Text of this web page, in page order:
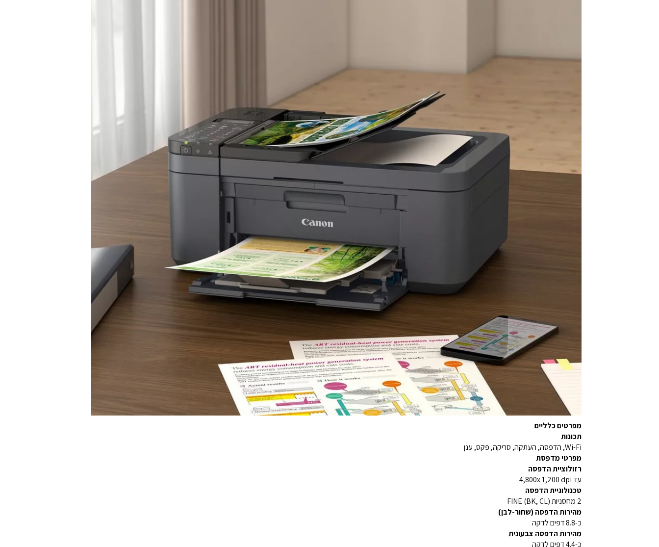
מפרטים כלליים
תכונות
Wi-Fi, הדפסה, העתקה, סריקה, פקס, ענן
מפרטי מדפסת
רזולוציית הדפסה
עד 4,800x 1,200 dpi
טכנולוגיית הדפסה
2 מחסניות FINE (BK, CL)
מהירות הדפסה (שחור-לבן)
כ-8.8 דפים לדקה
מהירות הדפסה צבעונית
כ-4.4 דפים לדקה